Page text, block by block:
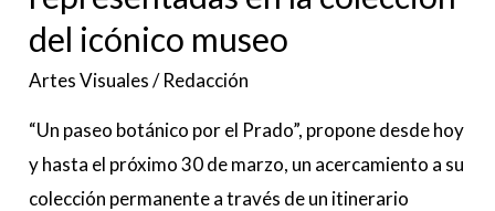
del icónico museo
Artes Visuales/Redacción
“Un paseo botánico por el Prado”, propone desde hoy
y hasta el próximo 30 de marzo, un acercamiento a su
colección permanente a través de un itinerario
la
colección
del